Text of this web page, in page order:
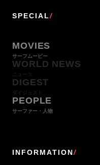
SPECIAL/
MOVIES
サーフムービー
WORLD NEWS
ニュース
DIGEST
ダイジェスト
PEOPLE
サーファー・人物
INFORMATION/